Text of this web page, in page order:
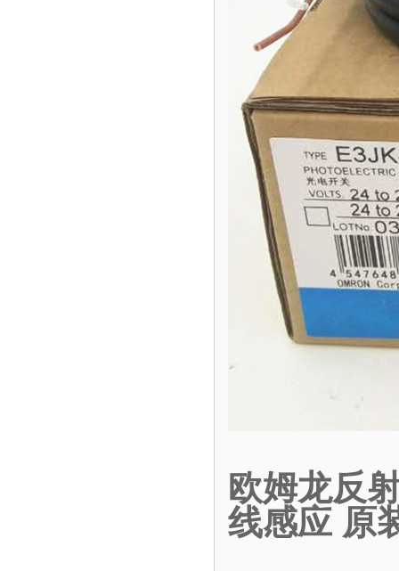
欧姆龙反
线感应 原